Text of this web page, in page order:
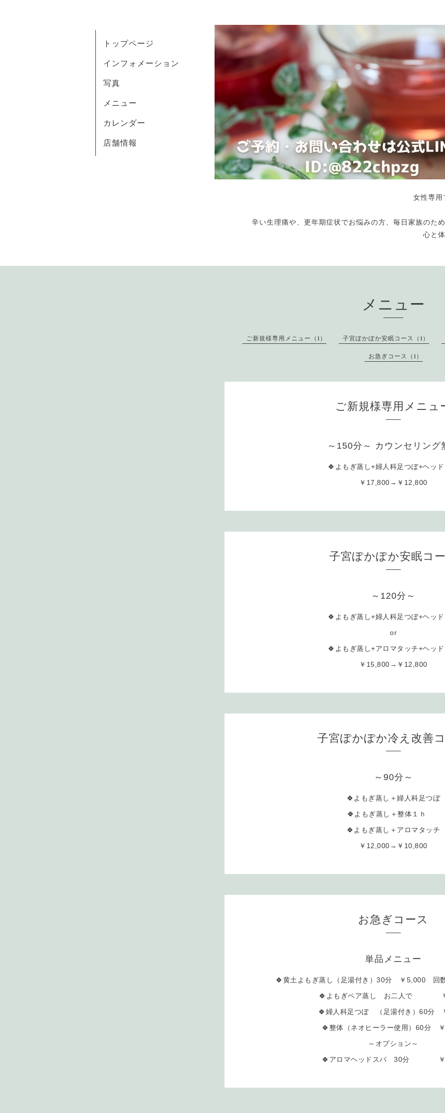
女性専用
辛い生理痛や、更年期症状でお悩みの方、毎日家族のた
心と
トップページ
インフォメーション
写真
メニュー
カレンダー
店舗情報
メニュー
ご新規様専用メニュー（1） 子宮ぽかぽか安眠コース（1）
お急ぎコース（1）
ご新規様専用メニュ
～150分～ カウンセリング
🍀よもぎ蒸し+婦人科足つぼ+ヘッ
￥17,800→￥12,800
子宮ぽかぽか安眠コ
～120分～
🍀よもぎ蒸し+婦人科足つぼ+ヘッ
or
🍀よもぎ蒸し+アロマタッチ+ヘッ
￥15,800→￥12,800
子宮ぽかぽか冷え改善
～90分～
🍀よもぎ蒸し＋婦人科足つぼ
🍀よもぎ蒸し＋整体１ｈ
🍀よもぎ蒸し＋アロマタッチ
￥12,000→￥10,800
お急ぎコース
単品メニュー
🍀黄土よもぎ蒸し（足湯付き）30分 ￥5,000
🍀よもぎペア蒸し お二人で
🍀婦人科足つぼ （足湯付き）60分
🍀整体（ネオヒーラー使用）60分
～オプション～
🍀アロマヘッドスパ 30分 ￥